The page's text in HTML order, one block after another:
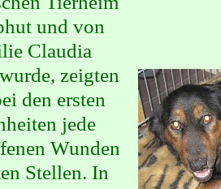
und von
Claudia
zeigten
den ersten
jede
Wunden
Stellen. In